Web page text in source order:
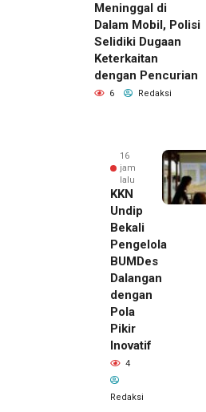
Meninggal di
Dalam Mobil, Polisi
Selidiki Dugaan
Keterkaitan
dengan Pencurian
6 Redaksi
16
jam
lalu
KKN
Undip
Bekali
Pengelola
BUMDes
Dalangan
dengan
Pola
Pikir
Inovatif
4
Redaksi
16 jam lalu
Pemilik
Royal
Phone